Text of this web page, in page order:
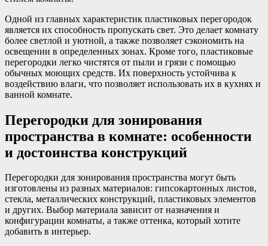
Одной из главных характеристик пластиковых перегородок
является их способность пропускать свет. Это делает комнату
более светлой и уютной, а также позволяет сэкономить на
освещении в определенных зонах. Кроме того, пластиковые
перегородки легко чистятся от пыли и грязи с помощью
обычных моющих средств. Их поверхность устойчива к
воздействию влаги, что позволяет использовать их в кухнях и
ванной комнате.
Перегородки для зонирования
пространства в комнате: особенности
и достоинства конструкций
Перегородки для зонирования пространства могут быть
изготовлены из разных материалов: гипсокартонных листов,
стекла, металлических конструкций, пластиковых элементов
и других. Выбор материала зависит от назначения и
конфигурации комнаты, а также оттенка, который хотите
добавить в интерьер.